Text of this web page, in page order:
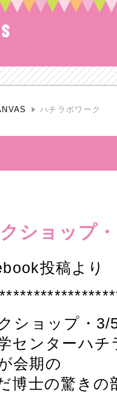
ハチラボワーク
ショップ
投稿より
ショップ・
センターハチ
会期の
博士の驚き